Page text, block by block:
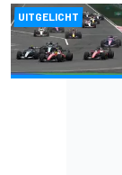
UITGELICHT